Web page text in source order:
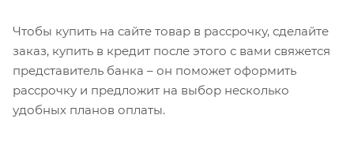
Чтобы купить на сайте товар в рассрочку, сделайте
заказ, купить в кредит после этого с вами свяжется
представитель банка – он поможет оформить
рассрочку и предложит на выбор несколько
удобных планов оплаты.